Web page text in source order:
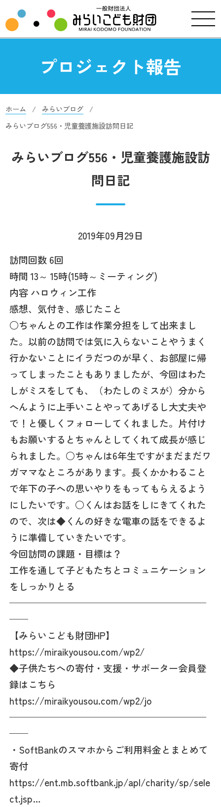
プロジェクト報告
ホーム
みらいブログ
みらいブログ556・児童養護施設訪問日記
みらいブログ556・児童養護施設訪
問日記
2019年09月29日
訪問回数 6回
時間 13～ 15時(15時～ミーティング)
内容 ハロウィン工作
感想、気付き、感じたこと
○ちゃんとの工作は作業分担をして出来まし
た。以前の訪問では気に入らないことやうまく
行かないことにイラだつのが早く、お部屋に帰
ってしまったこともありましたが、今回はわた
しがミスをしても、（わたしのミスが）分から
へんように上手いことやってあげるし大丈夫や
で！と優しくフォローしてくれました。片付け
もお願いするとちゃんとしてくれて成長が感じ
られました。○ちゃんは6年生ですがまだまだワ
ガママなところがあります。長くかかわること
で年下の子への思いやりをもってもらえるよう
にしたいです。○くんはお話をしにきてくれた
ので、次は◆くんの好きな電車の話をできるよ
うに準備していきたいです。
今回訪問の課題・目標は？
工作を通して子どもたちとコミュニケーション
をしっかりとる
—————————————————————
——
【みらいこども財団HP】
https://miraikyousou.com/wp2/
◆子供たちへの寄付・支援・サポーター会員登
録はこちら
https://miraikyousou.com/wp2/jo
—————————————————————
——
・SoftBankのスマホからご利用料金とまとめて
寄付
https://ent.mb.softbank.jp/apl/charity/sp/sele
ct.jsp…